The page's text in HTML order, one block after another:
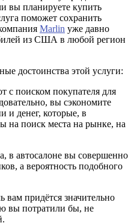
вы планируете купить
поможет сохранить
Marlin уже давно
из США в любой регион
достоинства этой услуги:
с поиском покупателя для
вы сэкономите
и денег, которые, в
на поиск места на рынке, на
в автосалоне вы совершенно
а вероятность подобного
придётся значительно
вы потратили бы, не